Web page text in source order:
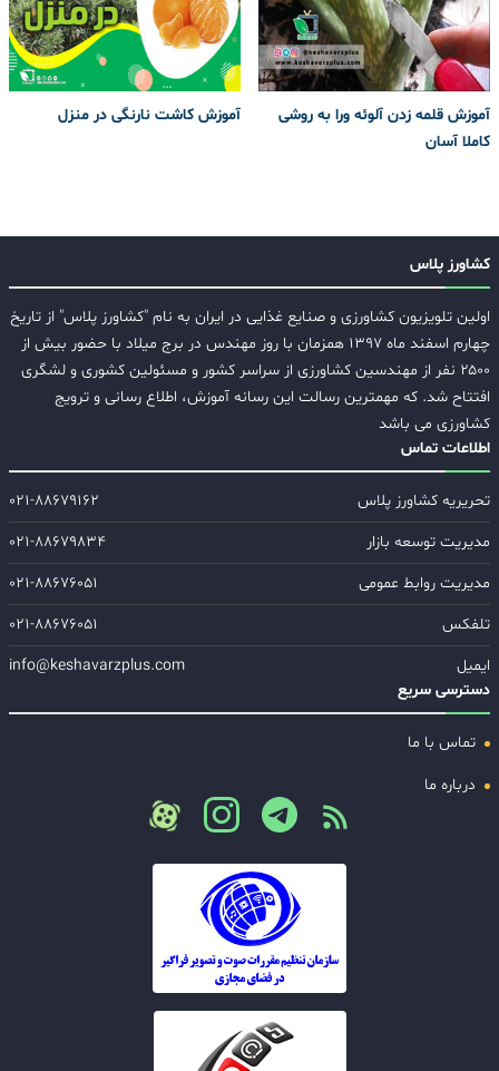
آموزش قلمه زدن آلوئه ورا به روشی
کاملا آسان
آموزش کاشت نارنگی در منزل
کشاورز پلاس
اولین تلویزیون کشاورزی و صنایع غذایی در ایران به نام "کشاورز پلاس" از تاریخ
چهارم اسفند ماه ۱۳۹۷ همزمان با روز مهندس در برج میلاد با حضور بیش از
۲۵۰۰ نفر از مهندسین کشاورزی از سراسر کشور و مسئولین کشوری و لشگری
افتتاح شد. که مهمترین رسالت این رسانه آموزش، اطلاع رسانی و ترویج
کشاورزی می باشد
اطلاعات تماس
تحریریه کشاورز پلاس
۰۲۱-۸۸۶۷۹۱۶۲
مدیریت توسعه بازار
۰۲۱-۸۸۶۷۹۸۳۴
مدیریت روابط عمومی
۰۲۱-۸۸۶۷۶۰۵۱
تلفکس
۰۲۱-۸۸۶۷۶۰۵۱
ایمیل
info@keshavarzplus.com
دسترسی سریع
تماس با ما
درباره ما